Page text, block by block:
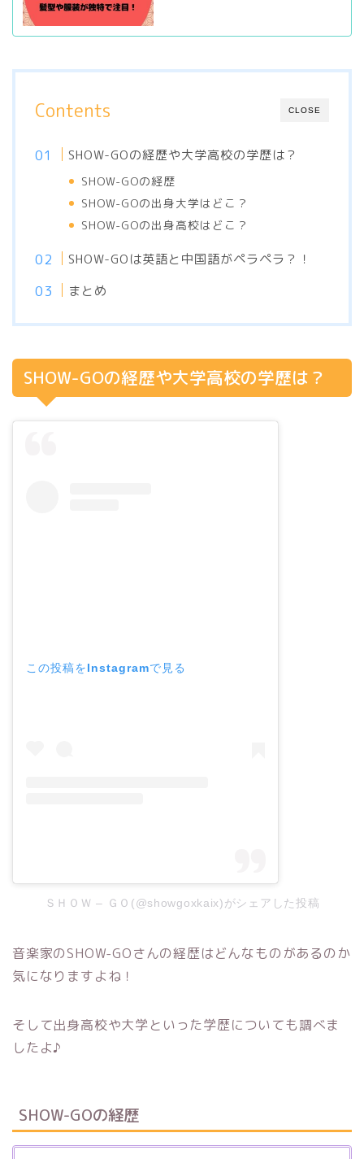
CLOSE
Contents
SHOW-GOの経歴や大学高校の学歴は？
SHOW-GOの経歴
SHOW-GOの出身大学はどこ？
SHOW-GOの出身高校はどこ？
SHOW-GOは英語と中国語がペラペラ？！
まとめ
SHOW-GOの経歴や大学高校の学歴は？
この投稿をInstagramで見る
ＳＨＯＷ – ＧＯ(@showgoxkaix)がシェアした投稿
音楽家のSHOW-GOさんの経歴はどんなものがあるのか
気になりますよね！
そして出身高校や大学といった学歴についても調べま
したよ♪
SHOW-GOの経歴